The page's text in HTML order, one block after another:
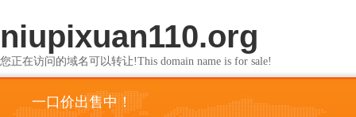
niupixuan110.org
您正在访问的域名可以转让!This domain name is for sale!
一口价出售中！